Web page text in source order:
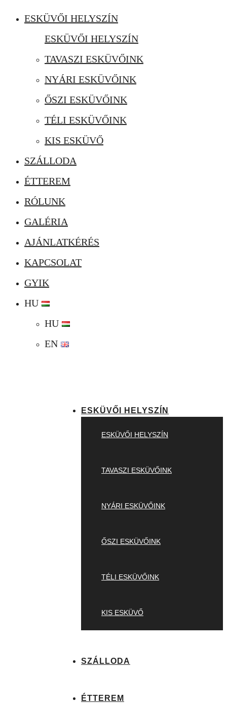
ESKÜVŐI HELYSZÍN
ESKÜVŐI HELYSZÍN
TAVASZI ESKÜVŐINK
NYÁRI ESKÜVŐINK
ŐSZI ESKÜVŐINK
TÉLI ESKÜVŐINK
KIS ESKÜVŐ
SZÁLLODA
ÉTTEREM
RÓLUNK
GALÉRIA
AJÁNLATKÉRÉS
KAPCSOLAT
GYIK
HU
HU
EN
ESKÜVŐI HELYSZÍN
ESKÜVŐI HELYSZÍN
TAVASZI ESKÜVŐINK
NYÁRI ESKÜVŐINK
ŐSZI ESKÜVŐINK
TÉLI ESKÜVŐINK
KIS ESKÜVŐ
SZÁLLODA
ÉTTEREM